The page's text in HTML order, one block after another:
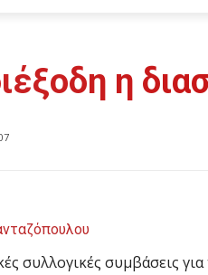
η
συλλογικές συμβάσεις